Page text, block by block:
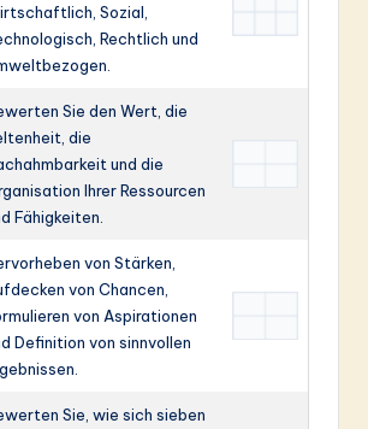
Sozial,
Rechtlich und
Sie den Wert, die
die
und die
Ihrer Ressourcen
Fähigkeiten.
von Stärken,
von Chancen,
von Aspirationen
Definition von sinnvollen
Sie, wie sich sieben